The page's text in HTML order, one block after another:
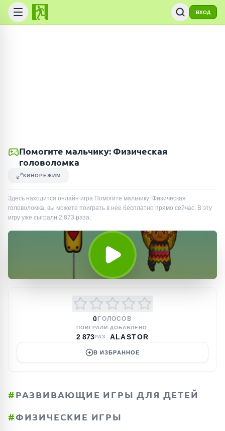
ВХОД
Помогите мальчику: Физическая
головоломка
КИНОРЕЖИМ
Здесь находится онлайн игра Помогите мальчику: Физическая
головоломка, вы можете поиграть в нее бесплатно прямо сейчас. В эту
игру уже сыграли 2 873 раза.
0 ГОЛОСОВ
ПОИГРАЛИ:
2 873РАЗ
ДОБАВЛЕНО:
ALASTOR
В ИЗБРАННОЕ
#РАЗВИВАЮЩИЕ ИГРЫ ДЛЯ ДЕТЕЙ
#ФИЗИЧЕСКИЕ ИГРЫ